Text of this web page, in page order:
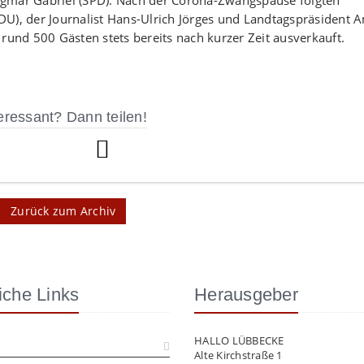
der Journalist Hans-Ulrich Jörges und Landtagspräsident
500 Gästen stets bereits nach kurzer Zeit ausverkauft.
Dann teilen!
Zurück zum Archiv
Links Herausgeber
HALLO LÜBBECKE
Alte Kirchstraße 1